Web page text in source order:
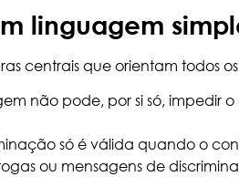
linguagem
centrais que orientam todos
não pode, por si só, impedir
só é válida quando o
ou mensagens de